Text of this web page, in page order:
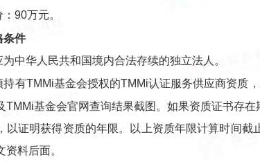
90万元。
条件
为中华人民共和国境内合法存续的独立法人。
持有TMMi基金会授权的TMMi认证服务供应商资
TMMi基金会官网查询结果截图。如果资质证书存
以证明获得资质的年限。以上资质年限计算时间
料后面。